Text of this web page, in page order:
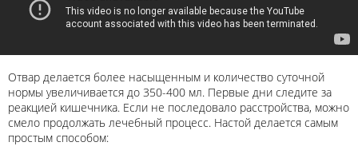
Отвар делается более насыщенным и количество суточной
нормы увеличивается до 350-400 мл. Первые дни следите за
реакцией кишечника. Если не последовало расстройства, можно
смело продолжать лечебный процесс. Настой делается самым
простым способом: